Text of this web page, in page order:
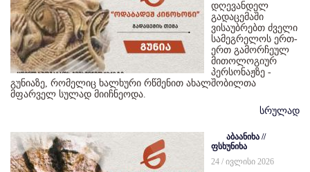
დღევანდელ
გადაცემაში
ვისაუბრებთ ძველი
სამეგრელოს ერთ-
ერთ გამორჩეულ
მითოლოგიურ
პერსონაჟზე -
გუნიაზე, რომელიც ხალხური რწმენით ახალშობილთა
მფარველ სულად მიიჩნეოდა.
სრულად
აბაანიხა //
ფსხუნიხა
24 / ივლისი 2026